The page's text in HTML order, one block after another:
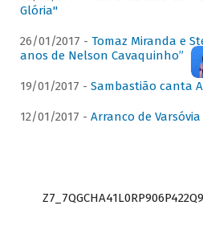
Glória"
26/01/2017 - Tomaz Miranda e
anos de Nelson Cavaquinho”
19/01/2017 - Sambastião canta
12/01/2017 - Arranco de